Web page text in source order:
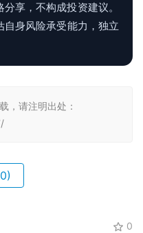
享，不构成投资建议。
身风险承受能力，独立
，请注明出处：
0